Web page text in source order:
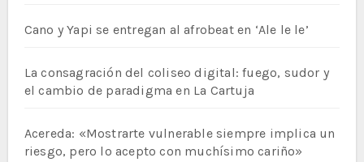
Cano y Yapi se entregan al afrobeat en ‘Ale le le’
La consagración del coliseo digital: fuego, sudor y
el cambio de paradigma en La Cartuja
Acereda: «Mostrarte vulnerable siempre implica un
riesgo, pero lo acepto con muchísimo cariño»